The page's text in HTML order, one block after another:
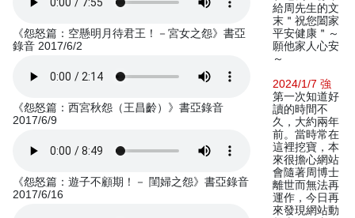
《怨怒篇：空懸明月待君王！－宮女之怨》書亞
錄音 2017/6/2
《怨怒篇：西宮秋怨（王昌齡）》書亞錄音
2017/6/9
《怨怒篇：遊子不顧期！－ 閨婦之怨》書亞錄音
2017/6/16
給周先生的文
末＂祝您闔家
平安健康＂～
願他家人心安
～
2024/1/7 強
第一次知道好
讀的時間不
久，大約兩年
前。當時常在
這裡挖寶，本
來很擔心網站
會隨著周博士
離世而無法再
運作，今日再
來發現網站動